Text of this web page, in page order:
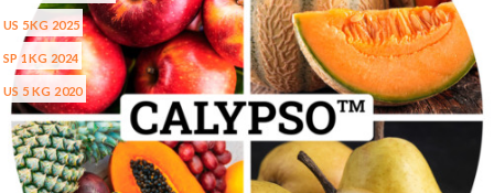
US 5KG 2025
SP 1KG 2024
US 5 KG 2020